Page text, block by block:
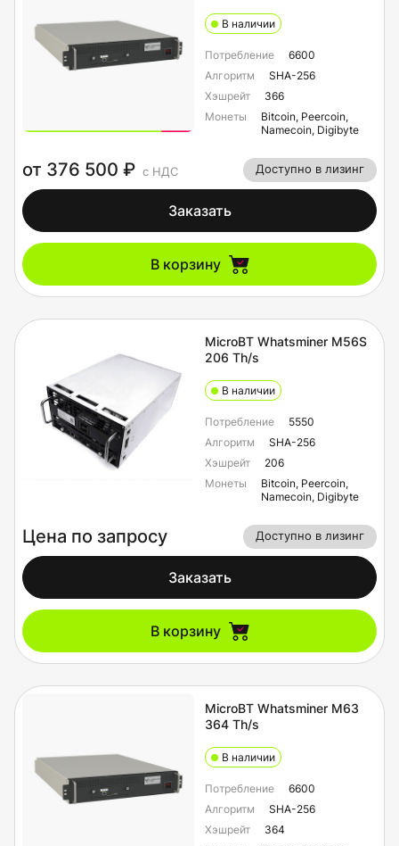
В наличии
Потребление
6600
Алгоритм
SHA-256
Хэшрейт
366
Монеты
Bitcoin, Peercoin,
Namecoin, Digibyte
от 376 500 ₽ с НДС Доступно в лизинг
Заказать
В корзину
MicroBT Whatsminer M56S
206 Th/s
В наличии
Потребление
5550
Алгоритм
SHA-256
Хэшрейт
206
Монеты
Bitcoin, Peercoin,
Namecoin, Digibyte
Цена по запросу Доступно в лизинг
Заказать
В корзину
MicroBT Whatsminer M63
364 Th/s
В наличии
Потребление
6600
Алгоритм
SHA-256
Хэшрейт
364